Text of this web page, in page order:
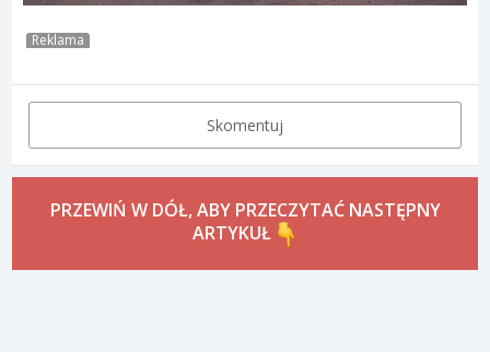
Reklama
Skomentuj
PRZEWIŃ W DÓŁ, ABY PRZECZYTAĆ NASTĘPNY
ARTYKUŁ